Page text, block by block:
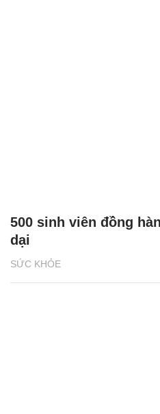
SỨC KHỎE
500 sinh viên đồng
dại